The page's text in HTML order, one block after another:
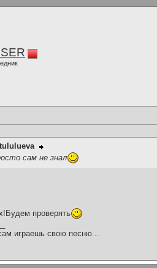
tululueva
сам не знал
проверять
играешь свою песню...